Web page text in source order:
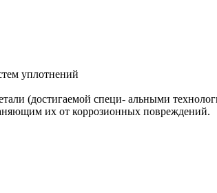
уплотнений
(достигаемой специ- альными
их от коррозионных повреждений.